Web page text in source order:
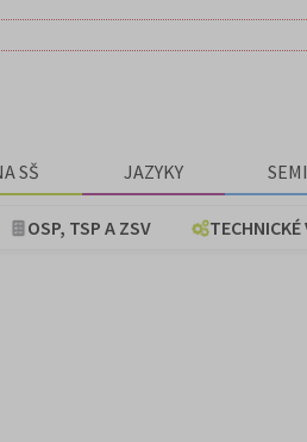
SŠ JAZYKY
OSP, TSP A ZSV TECHNICKÉ